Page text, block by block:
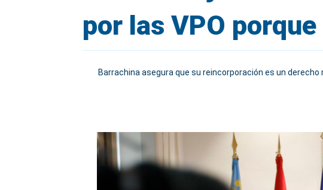
por las VPO porque
Barrachina asegura que su reincorporación es un